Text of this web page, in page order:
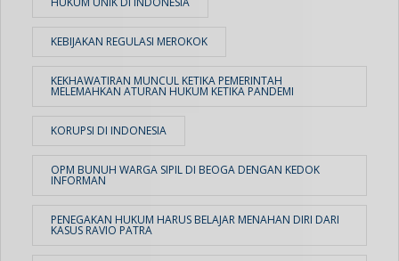
KEBIJAKAN REGULASI MEROKOK
KEKHAWATIRAN MUNCUL KETIKA PEMERINTAH
MELEMAHKAN ATURAN HUKUM KETIKA PANDEMI
KORUPSI DI INDONESIA
OPM BUNUH WARGA SIPIL DI BEOGA DENGAN KEDOK
INFORMAN
PENEGAKAN HUKUM HARUS BELAJAR MENAHAN DIRI DARI
KASUS RAVIO PATRA